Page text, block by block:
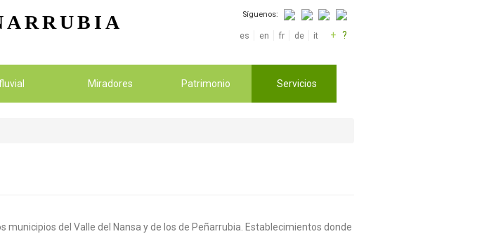
Síguenos:
es en fr de it + ?
Miradores Patrimonio Servicios
del Valle del Nansa y de los de Peñarrubia. Establecimientos donde